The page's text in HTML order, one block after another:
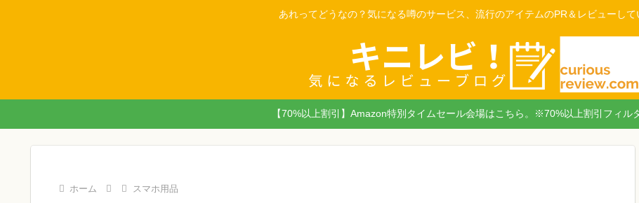
あれってどうなの？気になる噂のサービス、流行のアイテムのPR＆レビューして
【70%以上割引】Amazon特別タイムセール会場はこちら。※70%以上割引フィル
ホーム スマホ用品